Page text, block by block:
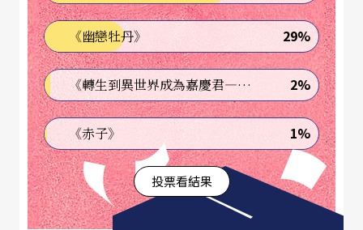
都是大家比較熟悉的，如：〈我愛你〉、〈天
鵝〉、〈夢〉等，只是我們常聽到的是德文歌詞，
而蓋達這次則是用挪威原文唱出，〈我愛你〉一曲
的高音尤其熱情而光亮。然後是兩首董尼采第的詠
嘆調：〈多美的女人！〉和〈一滴美妙的情淚〉，
皆出自《愛情靈藥》一劇。此處，尤其是前者，蓋
達的聲音欠缺義大利美聲派的光澤，線條也不夠連
貫，但〈一滴美妙的情淚〉仍是唱得熱情洋溢，特
《幽戀牡丹》 29%
《轉生到異世界成為嘉慶君—發現我的祖先是詐騙集團!?》 2%
《赤子》 1%
投票看結果